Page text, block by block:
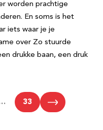
worden prachtige
En soms is het
iets waar je je
over Zo stuurde
drukke baan, een druk
33